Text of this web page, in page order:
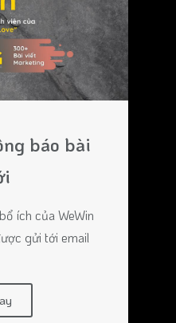
báo bài
ích của WeWin
gửi tới email